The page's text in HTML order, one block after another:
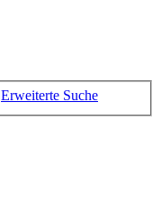
Erweiterte Suche